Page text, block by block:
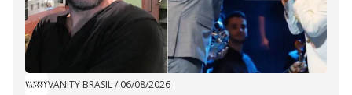
VANITY BRASIL/ 06/08/2026